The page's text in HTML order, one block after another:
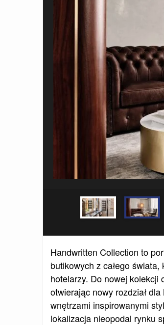
Handwritten Collection to
butikowych z całego
hotelarzy. Do nowej kolekcji
otwierając nowy rozdział
wnętrzami inspirowanymi
lokalizacja nieopodal rynku